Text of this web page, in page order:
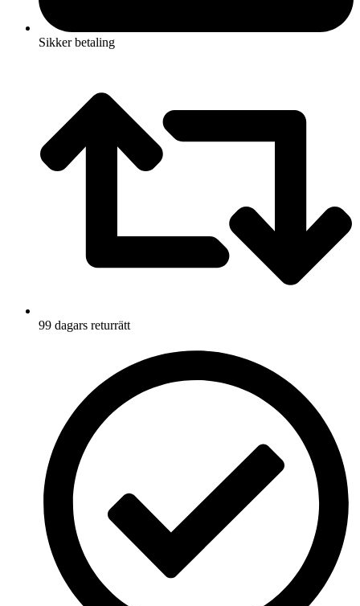
Sikker betaling
99 dagars returrätt